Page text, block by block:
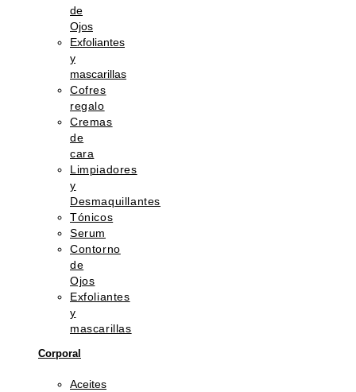
de
Ojos
Exfoliantes
y
mascarillas
Cofres
regalo
Cremas
de
cara
Limpiadores
y
Desmaquillantes
Tónicos
Serum
Contorno
de
Ojos
Exfoliantes
y
mascarillas
Corporal
Aceites